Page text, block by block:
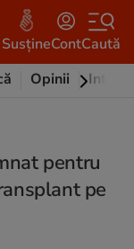
SusțineContCaută
Opinii
pentru
pe